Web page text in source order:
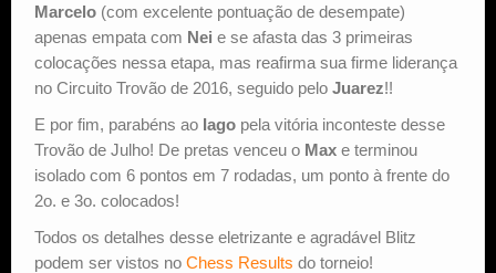
Marcelo (com excelente pontuação de desempate)
apenas empata com Nei e se afasta das 3 primeiras
colocações nessa etapa, mas reafirma sua firme liderança
no Circuito Trovão de 2016, seguido pelo Juarez!!
E por fim, parabéns ao Iago pela vitória inconteste desse
Trovão de Julho! De pretas venceu o Max e terminou
isolado com 6 pontos em 7 rodadas, um ponto à frente do
2o. e 3o. colocados!
Todos os detalhes desse eletrizante e agradável Blitz
podem ser vistos no Chess Results do torneio!